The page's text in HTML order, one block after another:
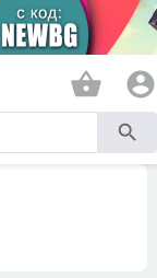
shopping_basket account_circle
search